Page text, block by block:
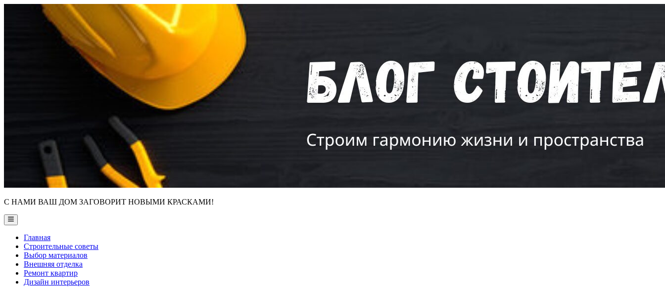
С НАМИ ВАШ ДОМ ЗАГОВОРИТ НОВЫМИ КРАСКАМИ!
Main
Menu
Главная
Строительные советы
Выбор материалов
Внешняя отделка
Ремонт квартир
Дизайн интерьеров